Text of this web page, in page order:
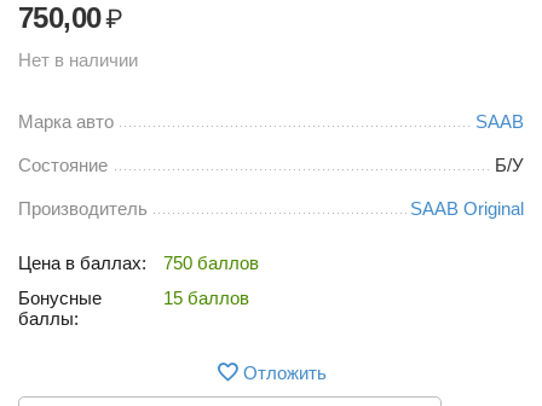
750,00₽
Нет в наличии
Марка авто SAAB
Состояние Б/У
Производитель SAAB Original
Цена в баллах:
750 баллов
Бонусные
баллы:
15 баллов
Отложить